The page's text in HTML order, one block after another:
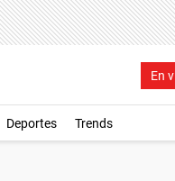
En
Deportes Trends